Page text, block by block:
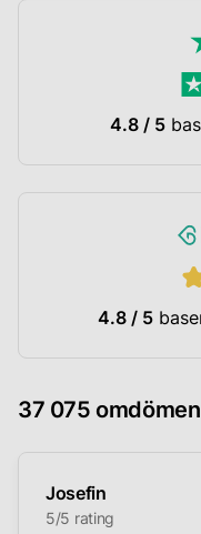
4.8 / 5
4.8 / 5
37 075
Josefin
5/5 rating